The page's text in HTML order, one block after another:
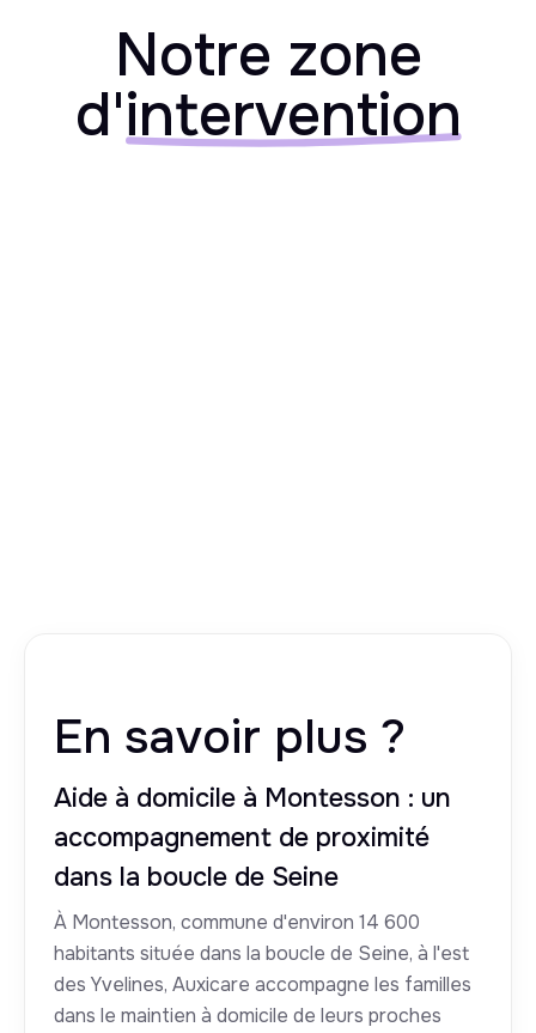
Notre zone
d'intervention
En savoir plus ?
Aide à domicile à Montesson : un
accompagnement de proximité
dans la boucle de Seine
À Montesson, commune d'environ 14 600
habitants située dans la boucle de Seine, à l'est
des Yvelines, Auxicare accompagne les familles
dans le maintien à domicile de leurs proches